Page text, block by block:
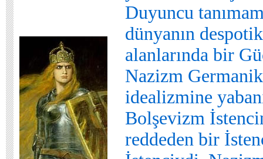
Duyuncu
dünyanın
alanlarında bir
Nazizm
idealizmine
Bolşevizm
reddeden bir